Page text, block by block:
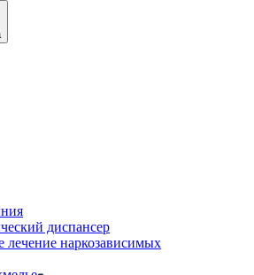
диспансер
лечение наркозависимых